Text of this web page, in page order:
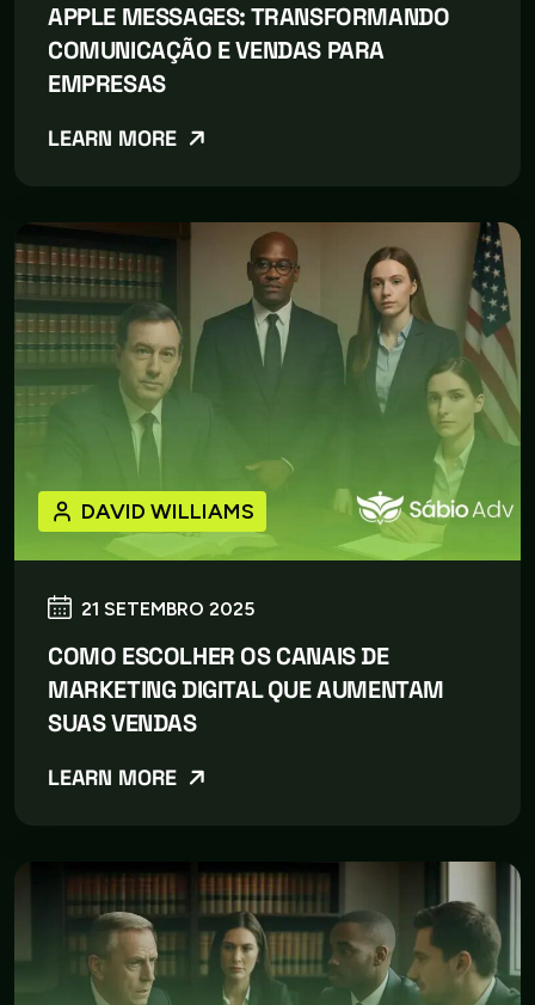
APPLE MESSAGES: TRANSFORMANDO
COMUNICAÇÃO E VENDAS PARA
EMPRESAS
LEARN MORE
21 SETEMBRO 2025
DAVID WILLIAMS
COMO ESCOLHER OS CANAIS DE
MARKETING DIGITAL QUE AUMENTAM
SUAS VENDAS
LEARN MORE